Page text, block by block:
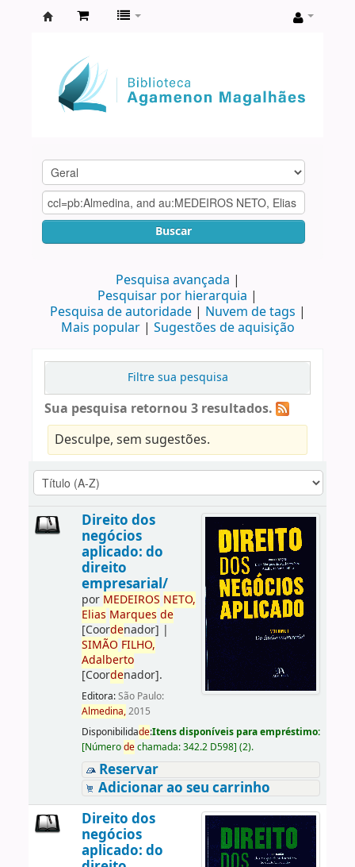
Agamenon
Magalhães
Buscar
Pesquisa avançada
Pesquisar por hierarquia
Pesquisa de autoridade
Nuvem de tags
Mais popular
Sugestões de aquisição
Filtre sua pesquisa
Sua pesquisa retornou 3 resultados.
Desculpe, sem sugestões.
Direito dos
negócios
aplicado: do
direito
empresarial/
por MEDEIROS NETO,
Elias Marques de
[Coordenador] |
SIMÃO FILHO,
Adalberto
[Coordenador].
Editora:São Paulo:
Almedina,2015
Disponibilidade:Itens disponíveis para empréstimo:
[Númerodechamada:342.2 D598] (2).
Reservar
Adicionar ao seu carrinho
Direito dos
negócios
aplicado: do